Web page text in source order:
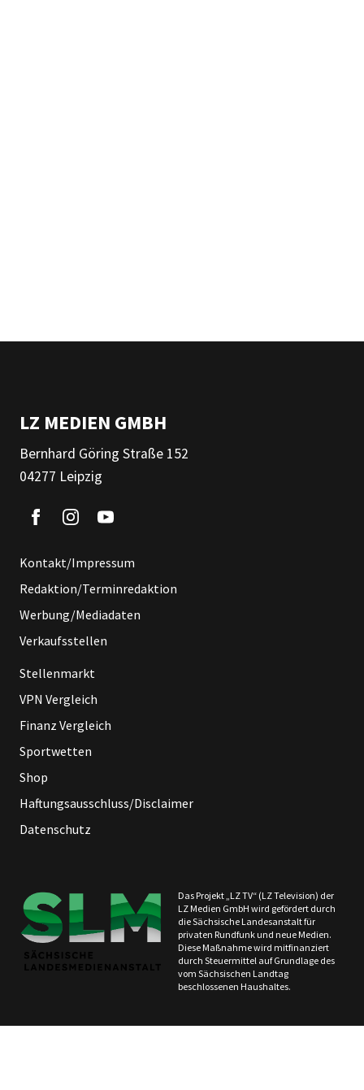
LZ MEDIEN GMBH
Bernhard Göring Straße 152
04277 Leipzig
Kontakt/Impressum
Redaktion/Terminredaktion
Werbung/Mediadaten
Verkaufsstellen
Stellenmarkt
VPN Vergleich
Finanz Vergleich
Sportwetten
Shop
Haftungsausschluss/Disclaimer
Datenschutz
Das Projekt „LZ TV“ (LZ Television) der
LZ Medien GmbH wird gefördert durch
die Sächsische Landesanstalt für
privaten Rundfunk und neue Medien.
Diese Maßnahme wird mitfinanziert
durch Steuermittel auf Grundlage des
vom Sächsischen Landtag
beschlossenen Haushaltes.